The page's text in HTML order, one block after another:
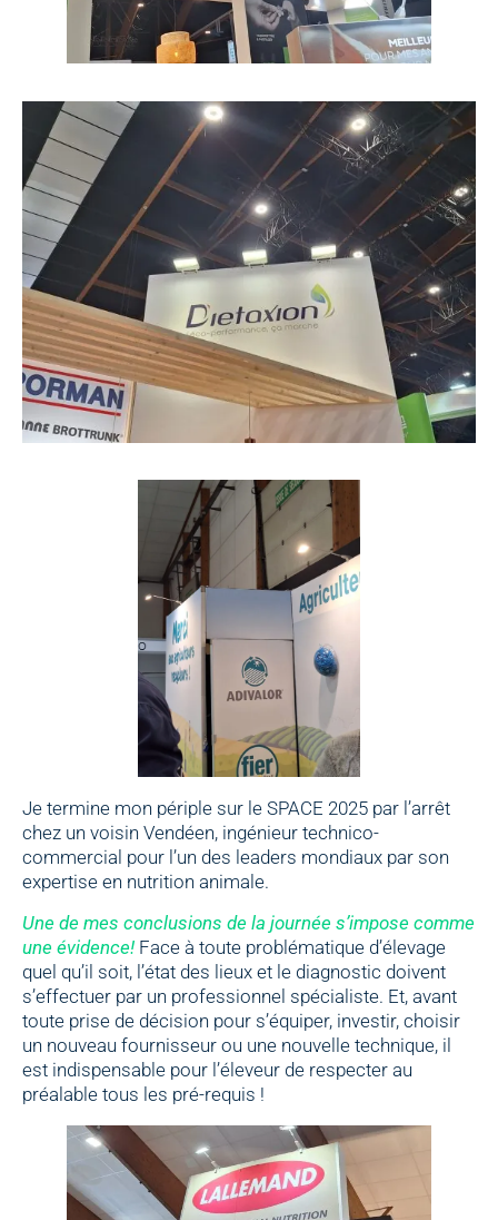
Je termine mon périple sur le SPACE 2025 par l’arrêt
chez un voisin Vendéen, ingénieur technico-
commercial pour l’un des leaders mondiaux par son
expertise en nutrition animale.
Une de mes conclusions de la journée s’impose comme
une évidence! Face à toute problématique d’élevage
quel qu’il soit, l’état des lieux et le diagnostic doivent
s’effectuer par un professionnel spécialiste. Et, avant
toute prise de décision pour s’équiper, investir, choisir
un nouveau fournisseur ou une nouvelle technique, il
est indispensable pour l’éleveur de respecter au
préalable tous les pré-requis !